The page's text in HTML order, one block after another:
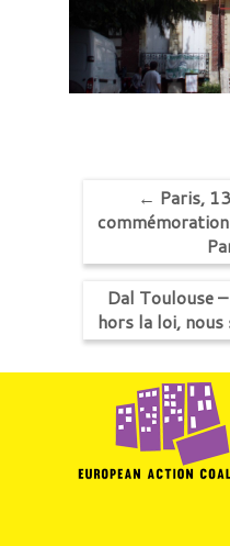
← Paris,
Dal Toulouse
hors la loi,